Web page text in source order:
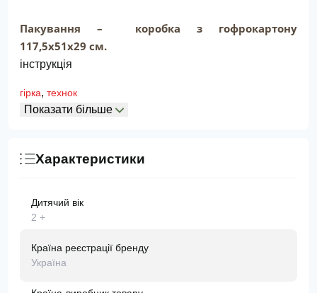
Пакування – коробка з гофрокартону
117,5х51х29 см.
інструкція
гірка, технок
Показати більше
Характеристики
Дитячий вік
2 +
Країна реєстрації бренду
Україна